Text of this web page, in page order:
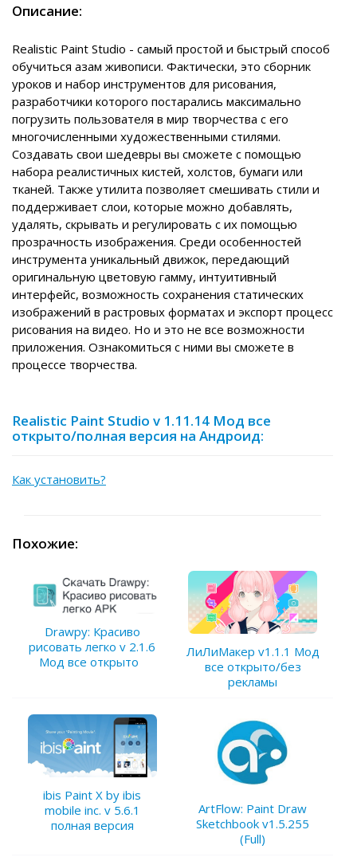
Описание:
Realistic Paint Studio - самый простой и быстрый способ
обучиться азам живописи. Фактически, это сборник
уроков и набор инструментов для рисования,
разработчики которого постарались максимально
погрузить пользователя в мир творчества с его
многочисленными художественными стилями.
Создавать свои шедевры вы сможете с помощью
набора реалистичных кистей, холстов, бумаги или
тканей. Также утилита позволяет смешивать стили и
поддерживает слои, которые можно добавлять,
удалять, скрывать и регулировать с их помощью
прозрачность изображения. Среди особенностей
инструмента уникальный движок, передающий
оригинальную цветовую гамму, интуитивный
интерфейс, возможность сохранения статических
изображений в растровых форматах и экспорт процесс
рисования на видео. Но и это не все возможности
приложения. Ознакомиться с ними вы сможете в
процессе творчества.
Realistic Paint Studio v 1.11.14 Мод все
открыто/полная версия на Андроид:
Как установить?
Похожие:
Drawpy: Красиво
рисовать легко v 2.1.6
Мод все открыто
ЛиЛиМакер v1.1.1 Мод
все открыто/без
рекламы
ibis Paint X by ibis
mobile inc. v 5.6.1
полная версия
ArtFlow: Paint Draw
Sketchbook v1.5.255
(Full)